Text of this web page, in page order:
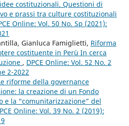
costituzionali. Questioni di
e prassi tra culture costituzionali
Online: Vol. 50 No. Sp (2021):
Gianluca Famiglietti, Riforma
costituente in Perù In cerca
, DPCE Online: Vol. 52 No. 2
2-2022
riforme della governance
la creazione di un Fondo
e la “comunitarizzazione” del
Online: Vol. 39 No. 2 (2019):